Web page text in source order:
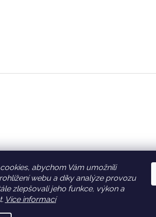
abychom Vám umožnili
webu a díky analýze provozu
zlepšovali jeho funkce, výkon a
Více informací
Facebook Věrnostní slevy